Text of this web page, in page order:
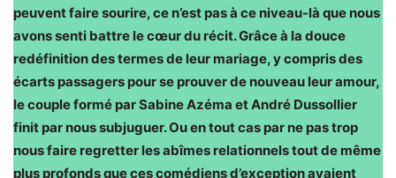
peuvent faire sourire, ce n’est pas à ce niveau-là que nous
avons senti battre le cœur du récit. Grâce à la douce
redéfinition des termes de leur mariage, y compris des
écarts passagers pour se prouver de nouveau leur amour,
le couple formé par Sabine Azéma et André Dussollier
finit par nous subjuguer. Ou en tout cas par ne pas trop
nous faire regretter les abîmes relationnels tout de même
plus profonds que ces comédiens d’exception avaient